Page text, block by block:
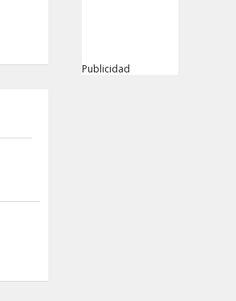
Publicidad